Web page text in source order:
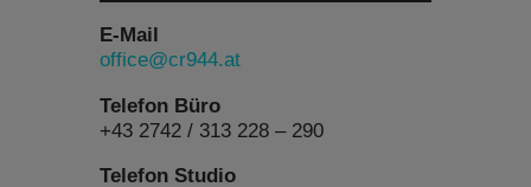
E-Mail
office@cr944.at
Telefon Büro
+43 2742 / 313 228 – 290
Telefon Studio